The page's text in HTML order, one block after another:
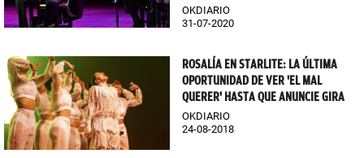
OKDIARIO
31-07-2020
ROSALÍA EN STARLITE: LA ÚLTIMA
OPORTUNIDAD DE VER 'EL MAL
QUERER' HASTA QUE ANUNCIE GIRA
OKDIARIO
24-08-2018